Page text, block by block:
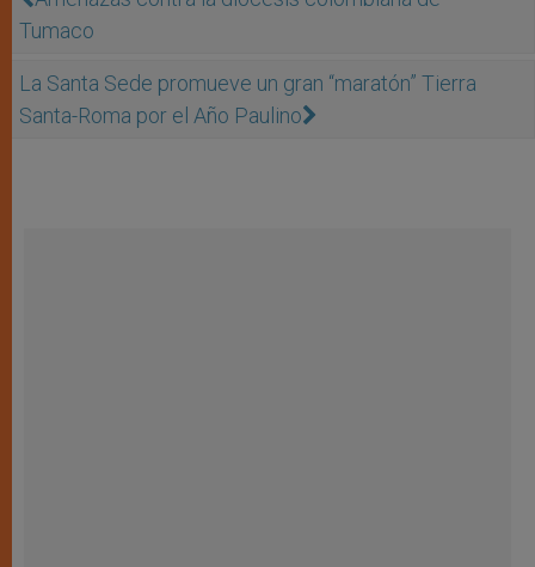
Tumaco
La Santa Sede promueve un gran “maratón” Tierra
Santa-Roma por el Año Paulino